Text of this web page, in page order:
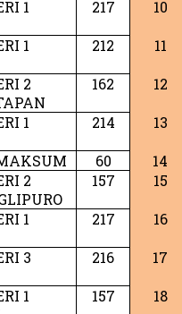
1
217 10
1
212 11
2
162 12
1
214 13
60 14
2
157 15
1
217 16
3
216 17
1
157 18